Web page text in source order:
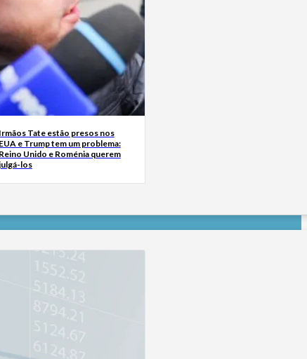
Irmãos Tate estão presos nos
EUA e Trump tem um problema:
Reino Unido e Roménia querem
los